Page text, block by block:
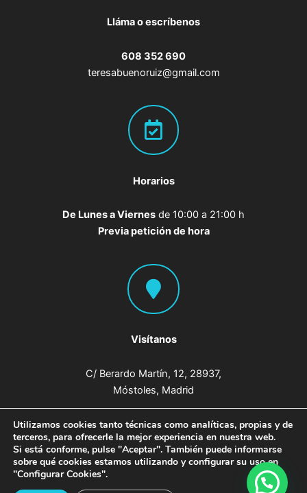
Lláma o escríbenos
608 352 690
teresabuenoruiz@gmail.com
Horarios
De Lunes a Viernes de 10:00 a 21:00 h
Previa petición de hora
Visítanos
C/ Berardo Martín, 12, 28937,
Móstoles, Madrid
Copyright © 2026 Clínica Dental Móstoles ·Aviso legal·
| Design bySismit
Utilizamos cookies tanto técnicas como analíticas, propias y de
terceros, para ofrecerle la mejor experiencia en nuestra web.
Si está conforme, pulse "Aceptar". También puede informarse
sobre qué cookies estamos utilizando y configurar su uso en
"Configurar Cookies".